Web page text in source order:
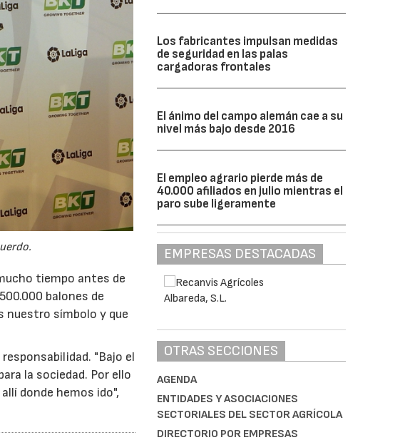
tiempo antes de
balones de
nuestro símbolo y que
"Bajo el
la sociedad. Por ello
donde hemos ido",
Los fabricantes impulsan medidas
de seguridad en las palas
cargadoras frontales
El ánimo del campo alemán cae a su
nivel más bajo desde 2016
El empleo agrario pierde más de
40.000 afiliados en julio mientras el
paro sube ligeramente
EMPRESAS DESTACADAS
OTRAS SECCIONES
AGENDA
ENTIDADES Y ASOCIACIONES
SECTORIALES DEL SECTOR AGRÍCOLA
DIRECTORIO POR EMPRESAS